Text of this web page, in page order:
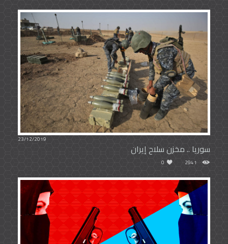
23/12/2019
سوريا .. مخزن سلاح إيران
2941
0